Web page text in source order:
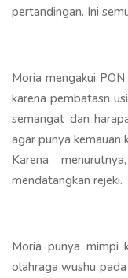
pertandingan. Ini
Moria mengakui
karena pembatasn
semangat dan
agar punya kemauan
Karena
mendatangkan rejeki.
Moria punya mimpi
olahraga wushu